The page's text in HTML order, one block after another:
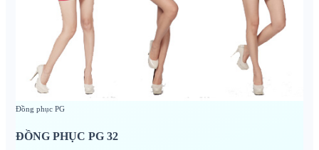
Đồng phục PG
ĐỒNG PHỤC PG 32